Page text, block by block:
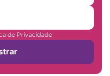
de Privacidade